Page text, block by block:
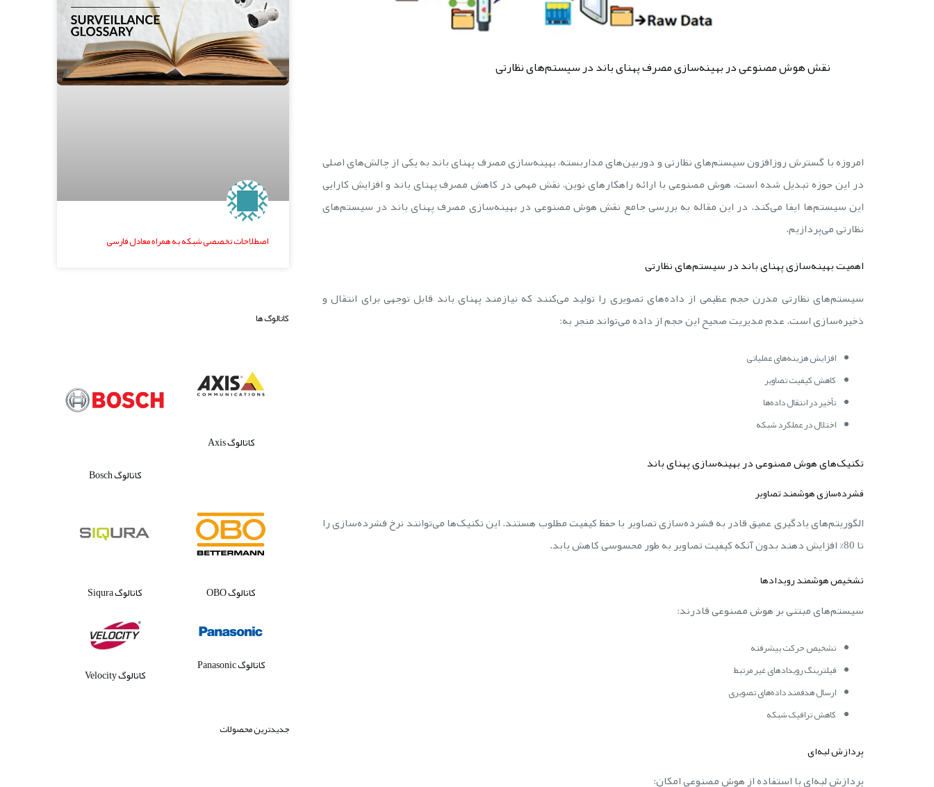
نقش هوش مصنوعی در بهینه‌سازی مصرف پهنای باند در سیستم‌های نظارتی
امروزه با گسترش روزافزون سیستم‌های نظارتی و دوربین‌های مداربسته، بهینه‌سازی مصرف پهنای باند به یکی از چالش‌های اصلی
در این حوزه تبدیل شده است. هوش مصنوعی با ارائه راهکارهای نوین، نقش مهمی در کاهش مصرف پهنای باند و افزایش کارایی
این سیستم‌ها ایفا می‌کند. در این مقاله به بررسی جامع نقش هوش مصنوعی در بهینه‌سازی مصرف پهنای باند در سیستم‌های
نظارتی می‌پردازیم.
اهمیت بهینه‌سازی پهنای باند در سیستم‌های نظارتی
سیستم‌های نظارتی مدرن حجم عظیمی از داده‌های تصویری را تولید می‌کنند که نیازمند پهنای باند قابل توجهی برای انتقال و
ذخیره‌سازی است. عدم مدیریت صحیح این حجم از داده می‌تواند منجر به:
افزایش هزینه‌های عملیاتی
کاهش کیفیت تصاویر
تأخیر در انتقال داده‌ها
اختلال در عملکرد شبکه
تکنیک‌های هوش مصنوعی در بهینه‌سازی پهنای باند
فشرده‌سازی هوشمند تصاویر
الگوریتم‌های یادگیری عمیق قادر به فشرده‌سازی تصاویر با حفظ کیفیت مطلوب هستند. این تکنیک‌ها می‌توانند نرخ فشرده‌سازی را
تا 80% افزایش دهند بدون آنکه کیفیت تصاویر به طور محسوسی کاهش یابد.
تشخیص هوشمند رویدادها
سیستم‌های مبتنی بر هوش مصنوعی قادرند:
تشخیص حرکت پیشرفته
فیلترینگ رویدادهای غیر مرتبط
ارسال هدفمند داده‌های تصویری
کاهش ترافیک شبکه
پردازش لبه‌ای
پردازش لبه‌ای با استفاده از هوش مصنوعی امکان:
اصطلاحات تخصصی شبکه به همراه معادل فارسی
کاتالوگ ها
کاتالوگ Axis
کاتالوگ Bosch
کاتالوگ OBO کاتالوگ Siqura
کاتالوگ Panasonic
کاتالوگ Velocity
جدیدترین محصولات